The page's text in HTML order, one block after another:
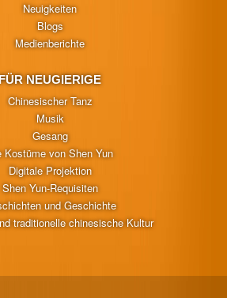
Neuigkeiten
Blogs
Medienberichte
NEUGIERIGE
Chinesischer Tanz
Musik
Gesang
Kostüme von Shen Yun
Digitale Projektion
Shen Yun-Requisiten
und Geschichte
traditionelle chinesische Kultur